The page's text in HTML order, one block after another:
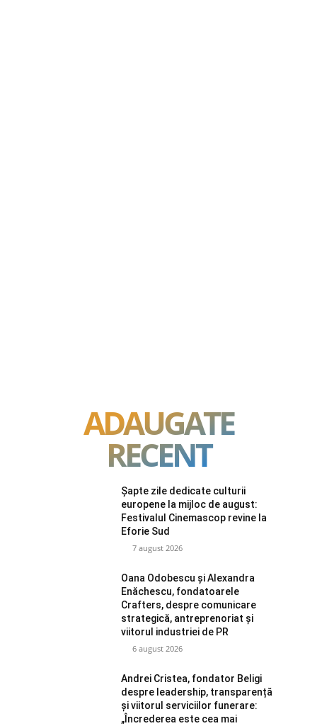
ADAUGATE
RECENT
Șapte zile dedicate culturii
europene la mijloc de august:
Festivalul Cinemascop revine la
Eforie Sud
7 august 2026
Oana Odobescu și Alexandra
Enăchescu, fondatoarele
Crafters, despre comunicare
strategică, antreprenoriat și
viitorul industriei de PR
6 august 2026
Andrei Cristea, fondator Beligi
despre leadership, transparență
și viitorul serviciilor funerare:
„Încrederea este cea mai